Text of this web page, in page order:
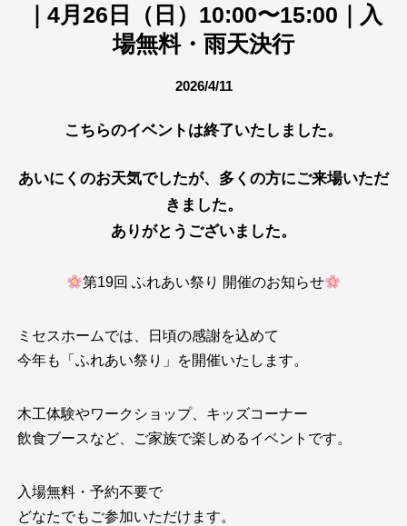
｜4月26日（日）10:00〜15:00｜入
場無料・雨天決行
2026/4/11
こちらのイベントは終了いたしました。
あいにくのお天気でしたが、多くの方にご来場いただ
きました。
ありがとうございました。
第19回 ふれあい祭り 開催のお知らせ
ミセスホームでは、日頃の感謝を込めて
今年も「ふれあい祭り」を開催いたします。
木工体験やワークショップ、キッズコーナー
飲食ブースなど、ご家族で楽しめるイベントです。
入場無料・予約不要で
どなたでもご参加いただけます。